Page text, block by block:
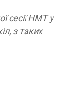
сесії НМТ у
з таких